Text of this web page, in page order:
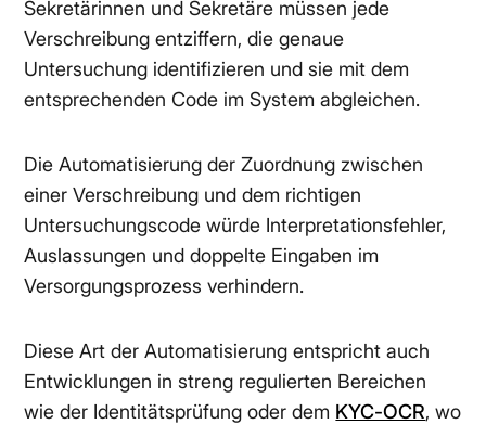
Sekretärinnen und Sekretäre müssen jede
Verschreibung entziffern, die genaue
Untersuchung identifizieren und sie mit dem
entsprechenden Code im System abgleichen.
Die Automatisierung der Zuordnung zwischen
einer Verschreibung und dem richtigen
Untersuchungscode würde Interpretationsfehler,
Auslassungen und doppelte Eingaben im
Versorgungsprozess verhindern.
Diese Art der Automatisierung entspricht auch
Entwicklungen in streng regulierten Bereichen
wie der Identitätsprüfung oder dem KYC-OCR, wo